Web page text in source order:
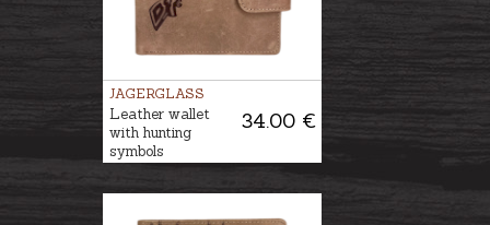
JAGERGLASS
34.00 €
Leather wallet
with hunting
symbols